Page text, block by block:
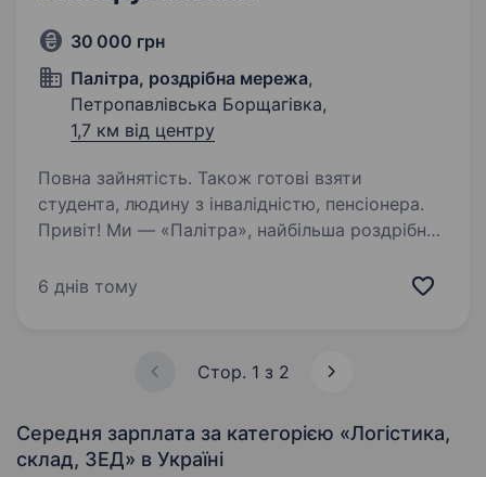
30 000 грн
Палітра, роздрібна мережа,
Петропавлівська Борщагівка,
1,7 км від центру
Повна зайнятість. Також готові взяти
студента, людину з інвалідністю, пенсіонера.
Привіт! Ми — «Палітра», найбільша роздрібна
вже понад 27 років допомагає людям
6 днів тому
Стор. 1 з 2
Середня зарплата за категорією «Логістика,
склад, ЗЕД» в Україні